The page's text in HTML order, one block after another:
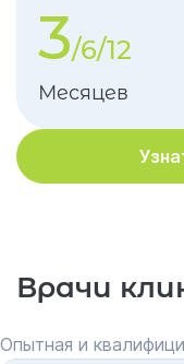
3/6/12
Месяцев
Врачи
Опытная и